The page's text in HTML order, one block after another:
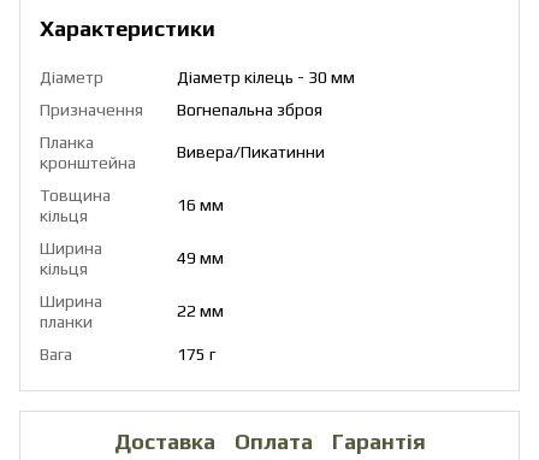
Характеристики
Діаметр
Діаметр кілець - 30 мм
Призначення
Вогнепальна зброя
Планка
кронштейна
Вивера/Пикатинни
Товщина
кільця
16 мм
Ширина
кільця
49 мм
Ширина
планки
22 мм
Вага 175 г
Доставка Оплата Гарантія